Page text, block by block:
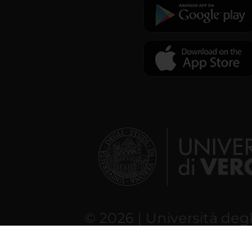
© 2026 | Università